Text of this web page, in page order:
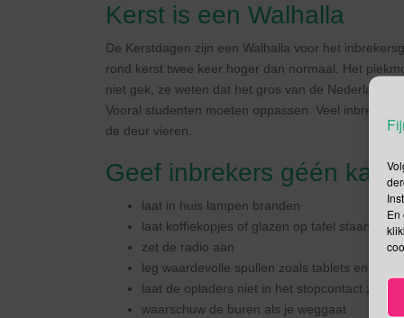
En
Kerst is een Walhalla
De Kerstdagen zijn een Walhalla voor het
rond kerst twee keer hoger dan normaal. Het
niet gek, ze weten dat het gros van de
Vooral studenten moeten oppassen. Veel
de deur vieren.
Geef inbrekers géén
laat in huis lampen branden
laat koffiekopjes of glazen op tafel staan
zet de radio aan
leg waardevolle spullen zoals tablets en
laat de opladers niet in het stopcontact zitten
waarschuw de buren als je weggaat